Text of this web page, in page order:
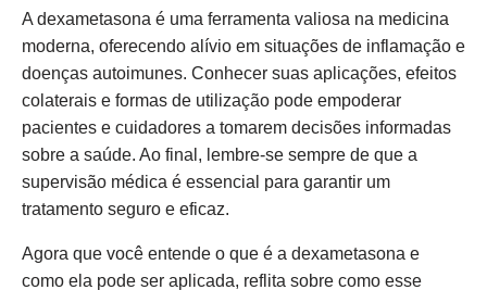
A dexametasona é uma ferramenta valiosa na medicina
moderna, oferecendo alívio em situações de inflamação e
doenças autoimunes. Conhecer suas aplicações, efeitos
colaterais e formas de utilização pode empoderar
pacientes e cuidadores a tomarem decisões informadas
sobre a saúde. Ao final, lembre-se sempre de que a
supervisão médica é essencial para garantir um
tratamento seguro e eficaz.
Agora que você entende o que é a dexametasona e
como ela pode ser aplicada, reflita sobre como esse